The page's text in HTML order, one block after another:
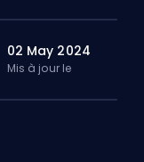
02 May 2024
Mis à jour le